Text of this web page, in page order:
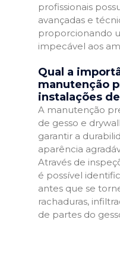
profissionais
avançadas e
proporcionando
impecável aos
Qual a
manutenção
instalações
A manutenção
de gesso e
garantir a
aparência
Através de
é possível
antes que se
rachaduras,
de partes do